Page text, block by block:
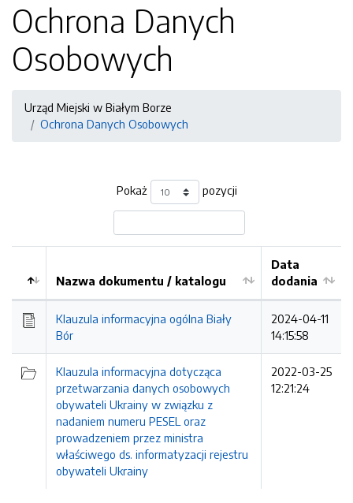
Ochrona Danych
Osobowych
Urząd Miejski w Białym Borze
Ochrona Danych Osobowych
Pokaż pozycji
Kolejność
Nazwa dokumentu / katalogu
Data
dodania
Klauzula informacyjna ogólna Biały
Bór
2024-04-11
14:15:58
Klauzula informacyjna dotycząca
przetwarzania danych osobowych
obywateli Ukrainy w związku z
nadaniem numeru PESEL oraz
prowadzeniem przez ministra
właściwego ds. informatyzacji rejestru
obywateli Ukrainy
2022-03-25
12:21:24